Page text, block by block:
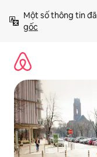
đến
Một số thông tin
gốc